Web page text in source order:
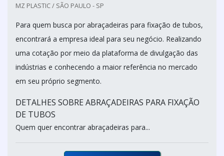
MZ PLASTIC / SÃO PAULO - SP
Para quem busca por abraçadeiras para fixação de tubos,
encontrará a empresa ideal para seu negócio. Realizando
uma cotação por meio da plataforma de divulgação das
indústrias e conhecendo a maior referência no mercado
em seu próprio segmento.
DETALHES SOBRE ABRAÇADEIRAS PARA FIXAÇÃO
DE TUBOS
Quem quer encontrar abraçadeiras para...